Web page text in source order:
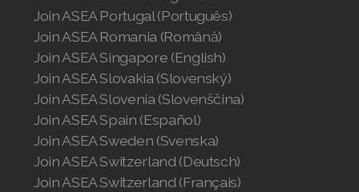
Join ASEA Portugal (Português)
Join ASEA Romania (Română)
Join ASEA Singapore (English)
Join ASEA Slovakia (Slovenský)
Join ASEA Slovenia (Slovenščina)
Join ASEA Spain (Español)
Join ASEA Sweden (Svenska)
Join ASEA Switzerland (Deutsch)
Join ASEA Switzerland (Français)